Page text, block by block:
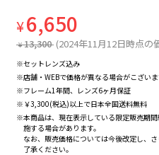
¥6,650
¥ 13,300 (2024年11月12日時点の
※セットレンズ込み
※店舗・WEBで価格が異なる場合がこざいま
※フレーム1年間、レンズ6ヶ月保証
※￥3,300(税込)以上で日本全国送料無料
※本商品は、現在表示している限定販売期
施する場合があります。
なお、販売価格については今後改定し、
了承ください。